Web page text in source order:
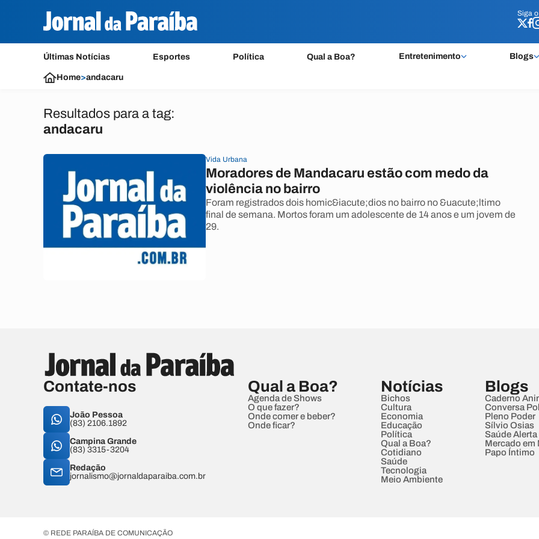
Siga o
Últimas Notícias Esportes Política Qual a Boa? Entretenimento Blogs
Siga o
Home>andacaru
Resultados para a tag:
andacaru
Vida Urbana
Moradores de Mandacaru estão com medo da
violência no bairro
Foram registrados dois homic&iacute;dios no bairro no &uacute;ltimo
final de semana. Mortos foram um adolescente de 14 anos e um jovem de
29.
Contate-nos
João Pessoa
(83) 2106.1892
Campina Grande
(83) 3315-3204
Redação
jornalismo@jornaldaparaiba.com.br
Qual a Boa?
Agenda de Shows
O que fazer?
Onde comer e beber?
Onde ficar?
Notícias
Bichos
Cultura
Economia
Educação
Política
Qual a Boa?
Cotidiano
Saúde
Tecnologia
Meio Ambiente
Blogs
Caderno
Conversa
Pleno Poder
Sílvio Osias
Saúde Alerta
Mercado em
Papo Íntimo
© REDE PARAÍBA DE COMUNICAÇÃO